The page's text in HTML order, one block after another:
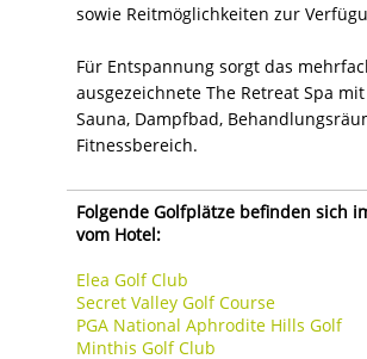
sowie Reitmöglichkeiten zur
Für Entspannung sorgt das
ausgezeichnete The Retreat Spa
Sauna, Dampfbad,
Fitnessbereich.
Folgende Golfplätze befinden sich
vom Hotel:
Elea Golf Club
Secret Valley Golf Course
PGA National Aphrodite Hills Golf
Minthis Golf Club